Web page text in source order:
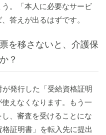
。「本人に必要なサービ
答えが出るはずです。
を移さないと、介護保
？
発行した「受給資格証明
えなくなります。もう一
、審査を受けることにな
証明書」を転入先に提出